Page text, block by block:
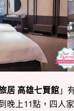
居 高雄七賢館」
晚上11點，四人